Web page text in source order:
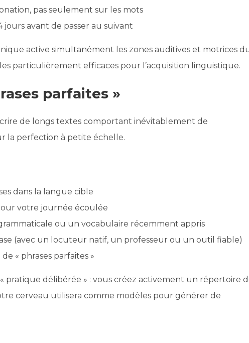
pas seulement sur les mots
avant de passer au suivant
active simultanément les zones auditives et motrices
particulièrement efficaces pour l’acquisition linguistique.
parfaites »
de longs textes comportant inévitablement de
la perfection à petite échelle.
dans la langue cible
votre journée écoulée
ou un vocabulaire récemment appris
(avec un locuteur natif, un professeur ou un outil fiable)
« phrases parfaites »
pratique délibérée » : vous créez activement un répertoire
cerveau utilisera comme modèles pour générer de